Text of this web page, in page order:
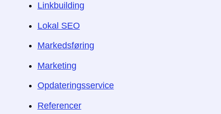
Linkbuilding
Lokal SEO
Markedsføring
Marketing
Opdateringsservice
Referencer